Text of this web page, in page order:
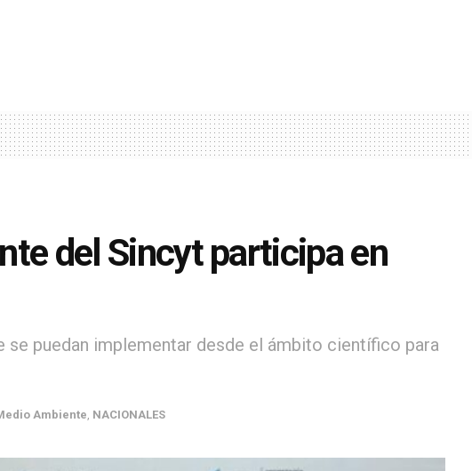
del Sincyt participa en
puedan implementar desde el ámbito científico para
Ambiente, NACIONALES